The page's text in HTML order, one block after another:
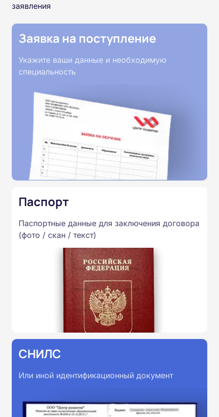
заявления
Заявка на поступление
Укажите ваши данные и необходимую
специальность
Паспорт
Паспортные данные для заключения договора
(фото / скан / текст)
СНИЛС
Или иной идентификационный документ